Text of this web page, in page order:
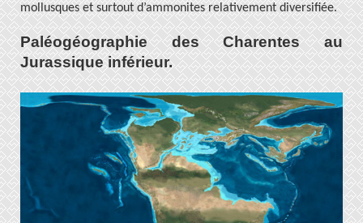
mollusques et surtout d’ammonites relativement diversifiée.
Paléogéographie des Charentes au
Jurassique inférieur.